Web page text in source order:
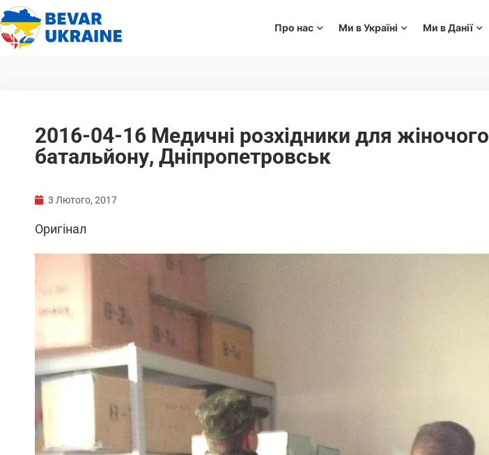
Про нас Ми в Україні Ми в Данії
2016-04-16 Медичні розхідники для жіночого
батальйону, Дніпропетровськ
3 Лютого, 2017
Оригінал